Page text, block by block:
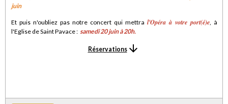
juin
Et puis n'oubliez pas notre concert qui mettra l'Opéra à votre port(é)e, à
l'Eglise de Saint Pavace : samedi 20 juin à 20h.
Réservations